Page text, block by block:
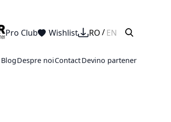
Pro Club Wishlist RO EN
BlogDespre noiContactDevino partener